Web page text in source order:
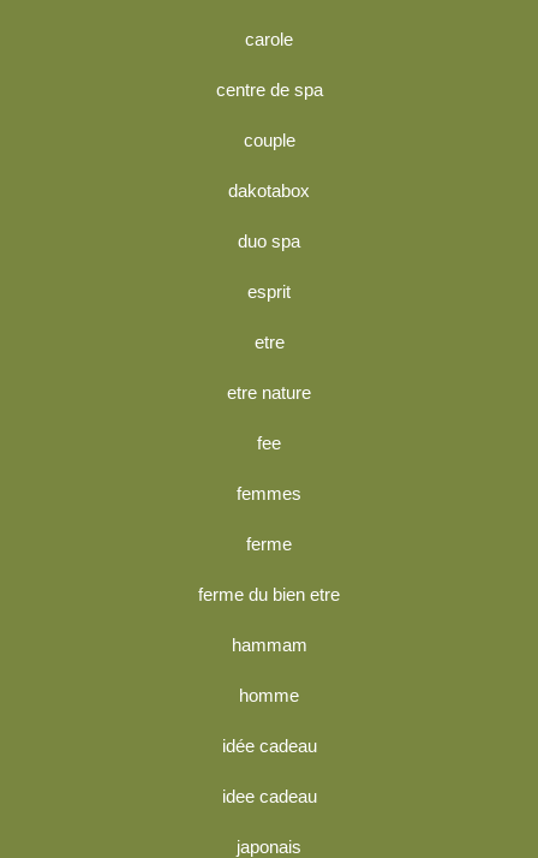
carole
centre de spa
couple
dakotabox
duo spa
esprit
etre
etre nature
fee
femmes
ferme
ferme du bien etre
hammam
homme
idée cadeau
idee cadeau
japonais